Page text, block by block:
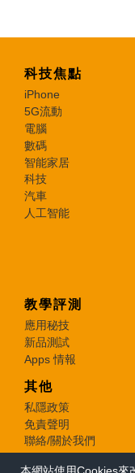
科技焦點
iPhone
5G流動
電腦
數碼
智能家居
科技
汽車
人工智能
教學評測
應用秘技
新品測試
Apps 情報
其他
私隱政策
免責聲明
聯絡/關於我們